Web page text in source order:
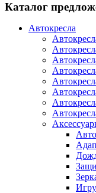
Каталог
Автокресла